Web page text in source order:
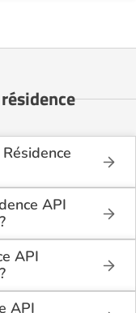
la-Romaine est
services
disponibles à la
situe à Vaison-
API
la-Romaine est
Romaine
API
API Résidence
le site
API